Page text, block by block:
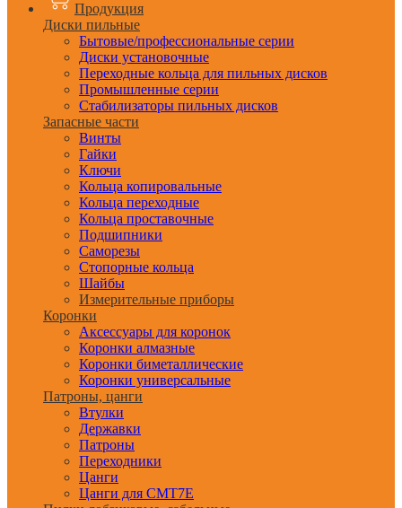
Продукция
Диски пильные
Бытовые/профессиональные серии
Диски установочные
Переходные кольца для пильных дисков
Промышленные серии
Стабилизаторы пильных дисков
Запасные части
Винты
Гайки
Ключи
Кольца копировальные
Кольца переходные
Кольца проставочные
Подшипники
Саморезы
Стопорные кольца
Шайбы
Измерительные приборы
Коронки
Аксессуары для коронок
Коронки алмазные
Коронки биметаллические
Коронки универсальные
Патроны, цанги
Втулки
Державки
Патроны
Переходники
Цанги
Цанги для CMT7E